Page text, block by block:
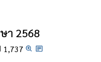
า 2568
1,737